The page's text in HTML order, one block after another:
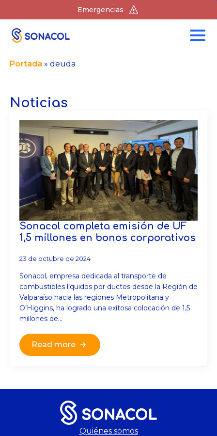
Emergencias
Portada » deuda
Noticias
Sonacol completa emisión de UF
1,5 millones en bonos corporativos
23 de octubre de 2024
Sonacol, empresa dedicada al transporte de
combustibles líquidos por ductos desde la Región de
Valparaíso hacia las regiones Metropolitana y
O’Higgins, ha logrado una exitosa colocación de 1,5
millones de…
Read more
Quiénes somos